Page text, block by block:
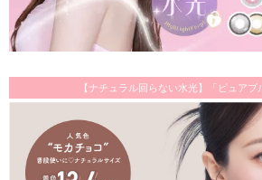
【ナチュラル回らない水光】「ピュアブ